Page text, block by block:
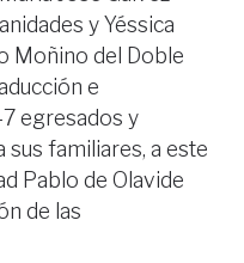
y Yéssica
Moñino del Doble
e
egresados y
sus familiares, a este
Pablo de Olavide
de las